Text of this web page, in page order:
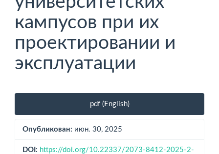
кампусов при их
проектировании и
эксплуатации
Боковая
панель
статьи
pdf (English)
Опубликован: июн. 30, 2025
DOI: https://doi.org/10.22337/2073-8412-2025-2-